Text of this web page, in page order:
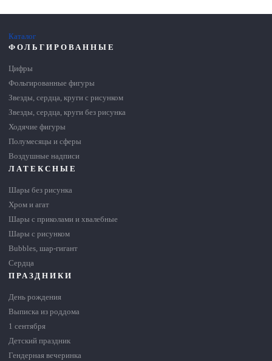
Каталог
ФОЛЬГИРОВАННЫЕ
Цифры
Фольгированные фигуры
Звезды, сердца, круги с рисунком
Звезды, сердца, круги без рисунка
Ходячие фигуры
Полумесяцы и сферы
Воздушные надписи
ЛАТЕКСНЫЕ
Шары без рисунка
Хром и агат
Шары с приколами и хвалебные
Шары с рисунком
Bubbles, шар-гигант
Сердца
ПРАЗДНИКИ
День рождения
Выписка из роддома
1 сентября
Детский праздник
Гендерная вечеринка